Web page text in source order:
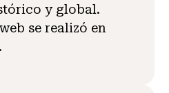
y global.
se realizó en